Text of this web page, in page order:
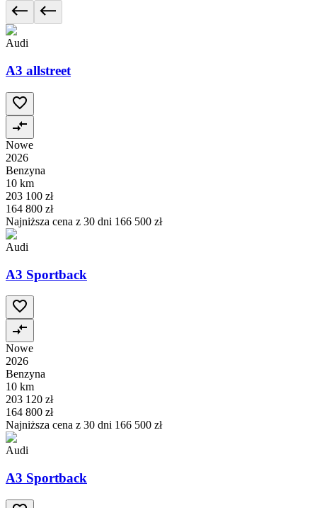
Audi
A3 allstreet
Nowe
2026
Benzyna
10 km
203 100 zł
164 800 zł
Najniższa cena z 30 dni 166 500 zł
Audi
A3 Sportback
Nowe
2026
Benzyna
10 km
203 120 zł
164 800 zł
Najniższa cena z 30 dni 166 500 zł
Audi
A3 Sportback